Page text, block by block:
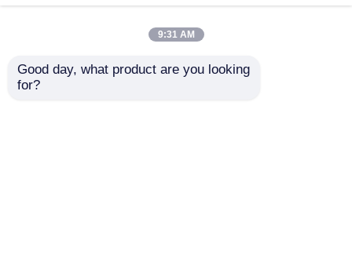
mechanicznych
9:31 AM
Good day, what product are you looking
for?